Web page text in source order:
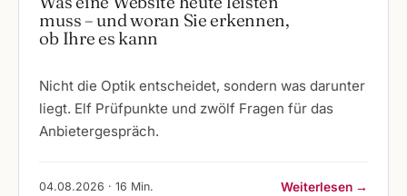
muss – und woran Sie erkennen,
ob Ihre es kann
Nicht die Optik entscheidet, sondern was darunter
liegt. Elf Prüfpunkte und zwölf Fragen für das
Anbietergespräch.
04.08.2026 · 16 Min. Weiterlesen →